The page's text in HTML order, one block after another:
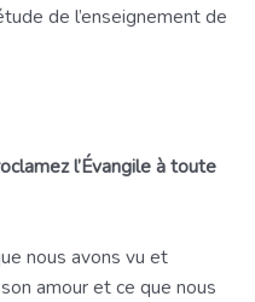
de l’enseignement de
l’Évangile à toute
nous avons vu et
amour et ce que nous